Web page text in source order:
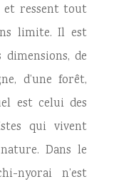
et ressent tout
limite. Il est
dimensions, de
d’une forêt,
est celui des
qui vivent
Dans le
nyorai n’est